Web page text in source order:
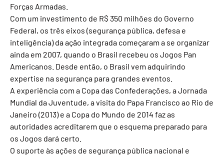
Forças Armadas.
Com um investimento de R$ 350 milhões do Governo
Federal, os três eixos (segurança pública, defesa e
inteligência) da ação integrada começaram a se organizar
ainda em 2007, quando o Brasil recebeu os Jogos Pan
Americanos. Desde então, o Brasil vem adquirindo
expertise na segurança para grandes eventos.
A experiência com a Copa das Confederações, a Jornada
Mundial da Juventude, a visita do Papa Francisco ao Rio de
Janeiro (2013) e a Copa do Mundo de 2014 faz as
autoridades acreditarem que o esquema preparado para
os Jogos dará certo.
O suporte às ações de segurança pública nacional e